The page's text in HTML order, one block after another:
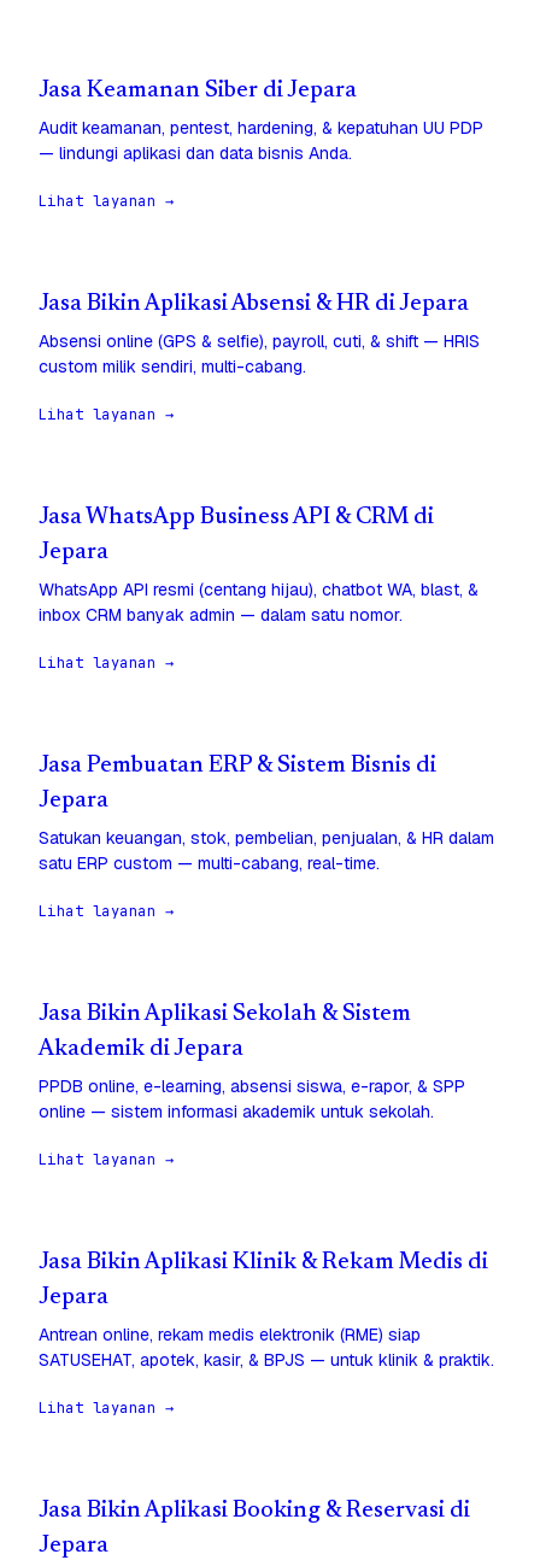
Jasa Keamanan Siber di Jepara
Audit keamanan, pentest, hardening, & kepatuhan UU PDP
— lindungi aplikasi dan data bisnis Anda.
Lihat layanan →
Jasa Bikin Aplikasi Absensi & HR di Jepara
Absensi online (GPS & selfie), payroll, cuti, & shift — HRIS
custom milik sendiri, multi-cabang.
Lihat layanan →
Jasa WhatsApp Business API & CRM di
Jepara
WhatsApp API resmi (centang hijau), chatbot WA, blast, &
inbox CRM banyak admin — dalam satu nomor.
Lihat layanan →
Jasa Pembuatan ERP & Sistem Bisnis di
Jepara
Satukan keuangan, stok, pembelian, penjualan, & HR dalam
satu ERP custom — multi-cabang, real-time.
Lihat layanan →
Jasa Bikin Aplikasi Sekolah & Sistem
Akademik di Jepara
PPDB online, e-learning, absensi siswa, e-rapor, & SPP
online — sistem informasi akademik untuk sekolah.
Lihat layanan →
Jasa Bikin Aplikasi Klinik & Rekam Medis di
Jepara
Antrean online, rekam medis elektronik (RME) siap
SATUSEHAT, apotek, kasir, & BPJS — untuk klinik & praktik.
Lihat layanan →
Jasa Bikin Aplikasi Booking & Reservasi di
Jepara